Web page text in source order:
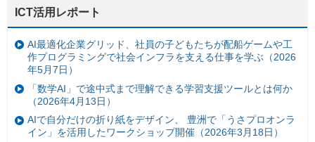
ICT活用レポート
AI最適化企業グリッド、社員の子どもたちが配船ゲームや工
作プログラミングで社会インフラを支える仕事を学ぶ（2026
年5月7日）
「数学AI」で途中式まで理解できる学習支援ツールとは何か
（2026年4月13日）
AIで自分だけの折り紙をデザイン、 豊洲で「うさプロオンラ
イン」を活用したワークショップ開催（2026年3月18日）